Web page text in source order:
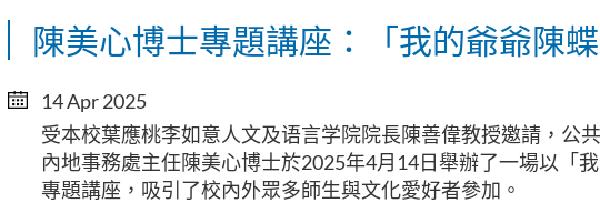
陳美心博士專題講座：「我的爺爺陳蝶
14 Apr 2025
受本校葉應桃李如意人文及语言学院院長陳善偉教授邀請，公
內地事務處主任陳美心博士於2025年4月14日舉辦了一場以「
專題講座，吸引了校內外眾多師生與文化愛好者參加。